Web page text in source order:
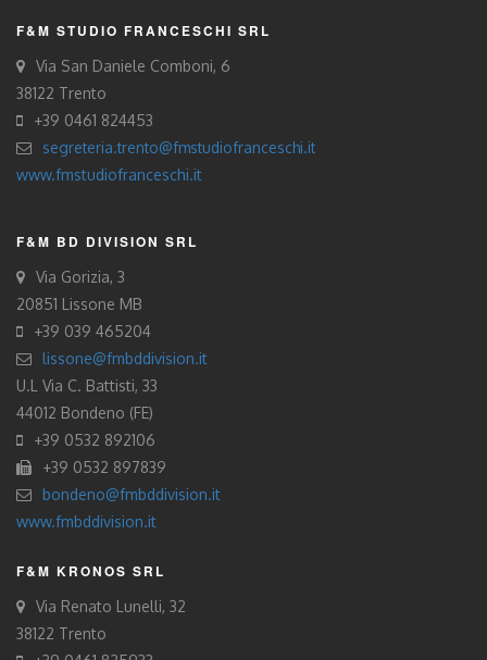
F&M STUDIO FRANCESCHI SRL
Via San Daniele Comboni, 6
38122 Trento
+39 0461 824453
segreteria.trento@fmstudiofranceschi.it
www.fmstudiofranceschi.it
F&M BD DIVISION SRL
Via Gorizia, 3
20851 Lissone MB
+39 039 465204
lissone@fmbddivision.it
U.L Via C. Battisti, 33
44012 Bondeno (FE)
+39 0532 892106
+39 0532 897839
bondeno@fmbddivision.it
www.fmbddivision.it
F&M KRONOS SRL
Via Renato Lunelli, 32
38122 Trento